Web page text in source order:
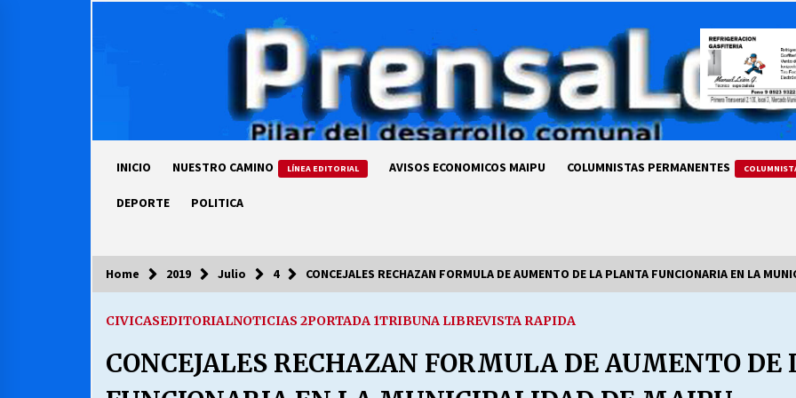
INICIO NUESTRO CAMINO LÍNEA EDITORIAL AVISOS ECONOMICOS MAIPU COLUMNISTAS PERMANENTES
DEPORTE POLITICA
COLUMNISTA
luz… ¿Y cuándo van a bajar?
03/08/2026
69 AÑOS DE HISTORIA
28/07/2026
Home 2019 Julio 4 CONCEJALES RECHAZAN FORMULA DE AUMENTO DE LA PLANTA FUNCIONARIA EN LA
CIVICASEDITORIALNOTICIAS 2PORTADA 1TRIBUNA LIBREVISTA RAPIDA
CONCEJALES RECHAZAN FORMULA DE AUMENTO